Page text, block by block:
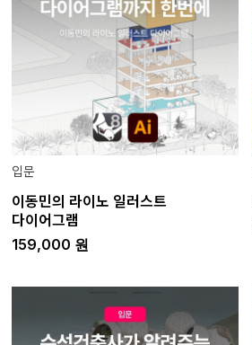
입문
이동민의 라이노 일러스트
다이어그램
159,000 원